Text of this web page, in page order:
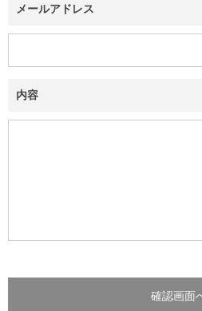
メールアドレス
内容